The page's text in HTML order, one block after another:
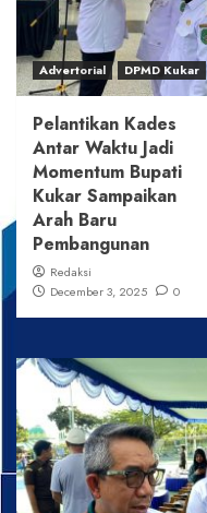
Advertorial DPMD Kukar
Pelantikan Kades
Antar Waktu Jadi
Momentum Bupati
Kukar Sampaikan
Arah Baru
Pembangunan
Redaksi
December 3, 2025
0